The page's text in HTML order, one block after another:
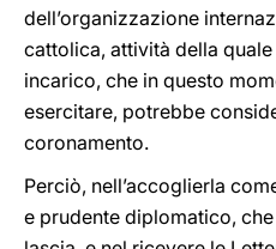
dell’organizzazione
cattolica, attività della
incarico, che in questo
esercitare, potrebbe
coronamento.
Perciò, nell’accoglierla
e prudente diplomatico,